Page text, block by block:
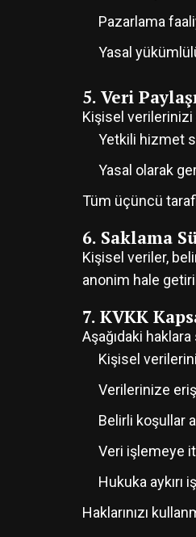
Pazarlama
Yasal
5. Veri
Kişisel verilerinizi
Yetkili hizmet
Yasal olarak
Tüm üçüncü
6. Saklama
Kişisel veriler,
anonim hale
7. KVKK
Aşağıdaki
Kişisel
Verilerinize
Belirli koşullar
Veri işlemeye
Hukuka aykırı
Haklarınızı